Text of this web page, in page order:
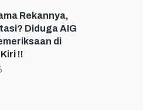
Rekannya,
Diduga AIG
di
!!